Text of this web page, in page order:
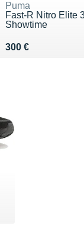
Puma
Fast-R Nitro Elite
Showtime
300 €
Vendu 300 €